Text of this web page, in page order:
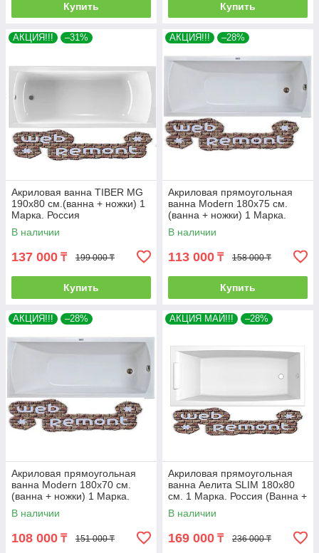
Купить Купить
АКЦИЯ!!! –31%
Акриловая ванна TIBER MG
190х80 см.(ванна + ножки) 1
Марка. Россия
В наличии
137 000 ₸ 199 000 ₸
Купить
АКЦИЯ!!! –28%
Акриловая прямоугольная
ванна Modern 180х75 см.
(ванна + ножки) 1 Марка.
Россия
В наличии
113 000 ₸ 158 000 ₸
Купить
АКЦИЯ!!! –28%
Акриловая прямоугольная
ванна Modern 180х70 см.
(ванна + ножки) 1 Марка.
Россия
В наличии
108 000 ₸ 151 000 ₸
АКЦИЯ МАЙ!!! –28%
Акриловая прямоугольная
ванна Аелита SLIM 180х80
см. 1 Марка. Россия (Ванна +
ножки)
В наличии
169 000 ₸ 236 000 ₸